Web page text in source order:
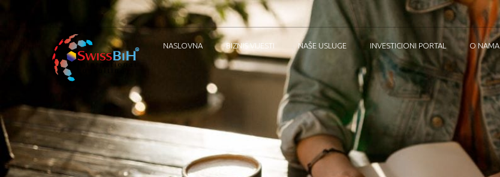
NASLOVNA BIZNIS VIJESTI NAŠE USLUGE INVESTICIONI PORTAL O NAMA